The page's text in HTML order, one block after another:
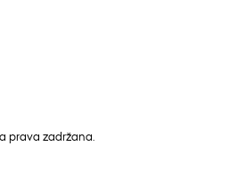
prava zadržana.